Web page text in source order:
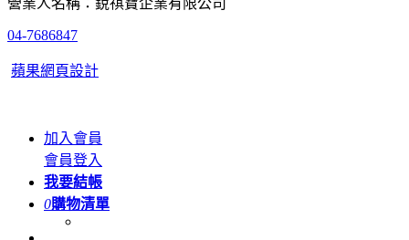
營業人名稱：銳祺寶企業有限公司
04-7686847
蘋果網頁設計
加入會員
會員登入
我要結帳
0購物清單